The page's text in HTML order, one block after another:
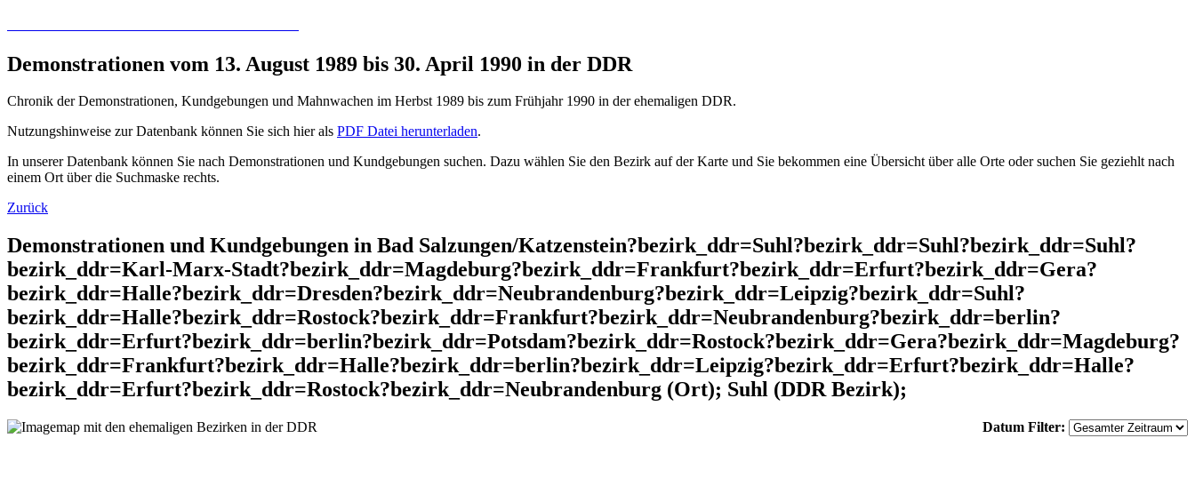
Demonstrationen vom 13. August 1989 bis 30. April 1990 in der DDR
Chronik der Demonstrationen, Kundgebungen und Mahnwachen im Herbst 1989 bis zum Frühjahr 1990 in der ehemaligen DDR.
Nutzungshinweise zur Datenbank können Sie sich hier als PDF Datei herunterladen.
In unserer Datenbank können Sie nach Demonstrationen und Kundgebungen suchen. Dazu wählen Sie den Bezirk auf der Karte und Sie bekommen eine Übersicht über alle Orte oder suchen Sie geziehlt nach
einem Ort über die Suchmaske rechts.
Zurück
Demonstrationen und Kundgebungen in Bad Salzungen/Katzenstein?bezirk_ddr=Suhl?bezirk_ddr=Suhl?bezirk_ddr=Suhl?
bezirk_ddr=Karl-Marx-Stadt?bezirk_ddr=Magdeburg?bezirk_ddr=Frankfurt?bezirk_ddr=Erfurt?bezirk_ddr=Gera?
bezirk_ddr=Halle?bezirk_ddr=Dresden?bezirk_ddr=Neubrandenburg?bezirk_ddr=Leipzig?bezirk_ddr=Suhl?
bezirk_ddr=Halle?bezirk_ddr=Rostock?bezirk_ddr=Frankfurt?bezirk_ddr=Neubrandenburg?bezirk_ddr=berlin?
bezirk_ddr=Erfurt?bezirk_ddr=berlin?bezirk_ddr=Potsdam?bezirk_ddr=Rostock?bezirk_ddr=Gera?bezirk_ddr=Magdeburg?
bezirk_ddr=Frankfurt?bezirk_ddr=Halle?bezirk_ddr=berlin?bezirk_ddr=Leipzig?bezirk_ddr=Erfurt?bezirk_ddr=Halle?
bezirk_ddr=Erfurt?bezirk_ddr=Rostock?bezirk_ddr=Neubrandenburg (Ort); Suhl (DDR Bezirk);
Datum Filter: